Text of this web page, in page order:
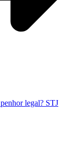
legal? STJ